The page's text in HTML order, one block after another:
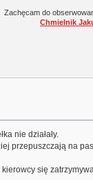
Zachęcam do
Chmielnik
nie działały.
przepuszczają na
się